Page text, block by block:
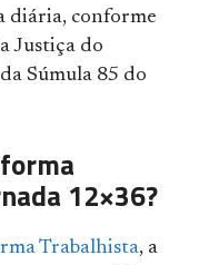
diária, conforme
Justiça do
Súmula 85 do
12×36?
Trabalhista, a